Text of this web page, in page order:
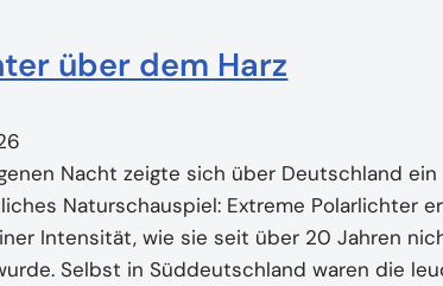
über dem Harz
Nacht zeigte sich über Deutschland ein
Naturschauspiel: Extreme Polarlichter
Intensität, wie sie seit über 20 Jahren
Selbst in Süddeutschland waren die